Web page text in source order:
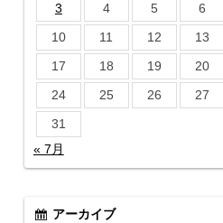
3
4 5 6
10
11 12 13
17
18 19 20
24
25 26 27
31
« 7月
アーカイブ